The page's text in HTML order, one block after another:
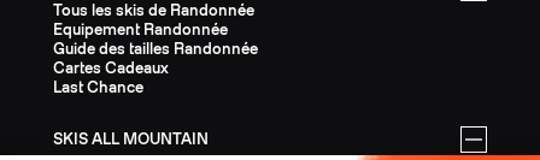
Tous les skis de Randonnée
Equipement Randonnée
Guide des tailles Randonnée
Cartes Cadeaux
Last Chance
SKIS ALL MOUNTAIN